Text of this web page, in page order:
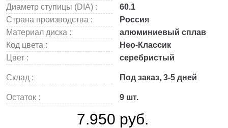
Диаметр ступицы (DIA) :
60.1
Страна производства :
Россия
Материал диска :
алюминиевый сплав
Код цвета :
Нео-Классик
Цвет :
серебристый
Склад : Под заказ, 3-5 дней
Остаток : 9 шт.
7.950 руб.